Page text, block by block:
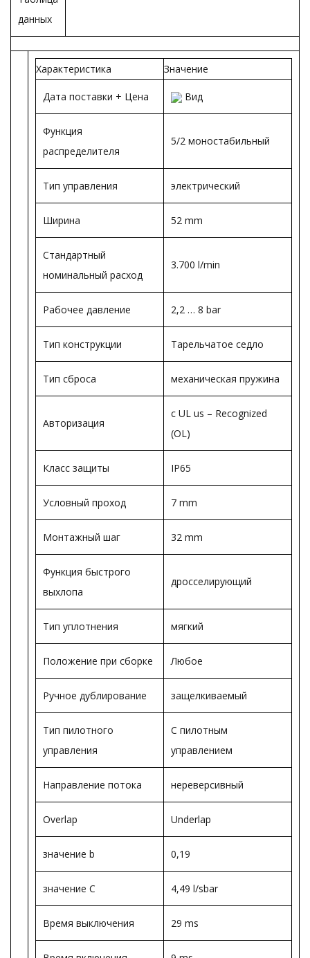
данных
Характеристика Значение
Дата поставки + Цена Вид
Функция
распределителя
5/2 моностабильный
Тип управления электрический
Ширина 52 mm
Стандартный
номинальный расход
3.700 l/min
Рабочее давление 2,2 … 8 bar
Тип конструкции Тарельчатое седло
Тип сброса механическая пружина
Авторизация
c UL us – Recognized
(OL)
Класс защиты IP65
Условный проход 7 mm
Монтажный шаг 32 mm
Функция быстрого
выхлопа
дросселирующий
Тип уплотнения мягкий
Положение при сборке Любое
Ручное дублирование защелкиваемый
Тип пилотного
управления
С пилотным
управлением
Направление потока нереверсивный
Overlap Underlap
значение b 0,19
значение С 4,49 l/sbar
Время выключения 29 ms